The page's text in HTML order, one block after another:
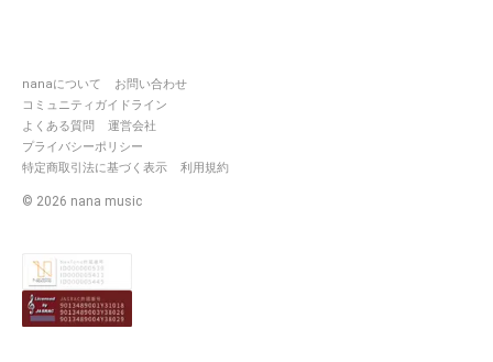
nanaについて
お問い合わせ
コミュニティガイドライン
よくある質問
運営会社
プライバシーポリシー
特定商取引法に基づく表示
利用規約
© 2026 nana music